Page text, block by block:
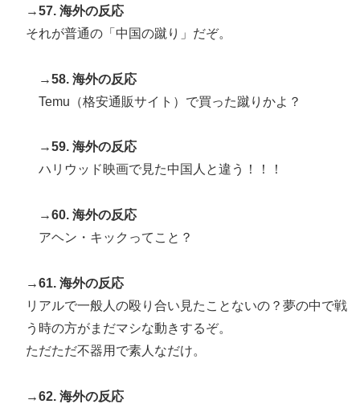
→57. 海外の反応
それが普通の「中国の蹴り」だぞ。
→58. 海外の反応
Temu（格安通販サイト）で買った蹴りかよ？
→59. 海外の反応
ハリウッド映画で見た中国人と違う！！！
→60. 海外の反応
アヘン・キックってこと？
→61. 海外の反応
リアルで一般人の殴り合い見たことないの？夢の中で戦
う時の方がまだマシな動きするぞ。
ただただ不器用で素人なだけ。
→62. 海外の反応